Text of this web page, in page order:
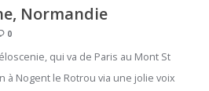
Normandie
0
qui va de Paris au Mont St
à Nogent le Rotrou via une jolie voix